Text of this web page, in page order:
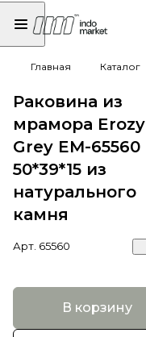
Главная Каталог
Раковина из
мрамора Erozy
Grey EM-65560
50*39*15 из
натурального
камня
Арт. 65560
В корзину